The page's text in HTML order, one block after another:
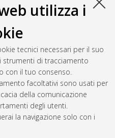
utilizza i
tecnici necessari per il suo
strumenti di tracciamento
con il tuo consenso.
facoltativi sono usati per
della comunicazione
degli utenti.
la navigazione solo con i